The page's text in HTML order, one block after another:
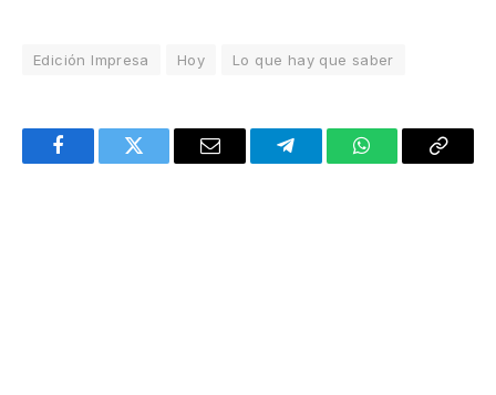
Edición Impresa Hoy Lo que hay que saber
FacebookTwitter Email TelegramWhatsAppCopy